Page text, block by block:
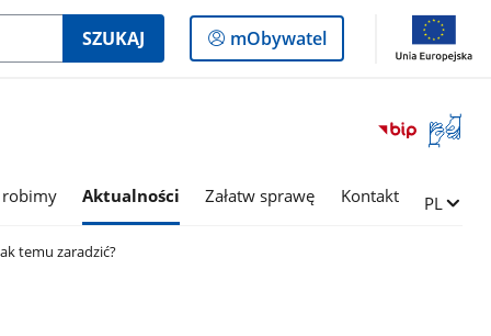
SZUKAJ
Logowanie
do
mObywatel
Otwórz
okno
języka
robimy Aktualności Załatw sprawę Kontakt Zmień
PL
temu zaradzić?